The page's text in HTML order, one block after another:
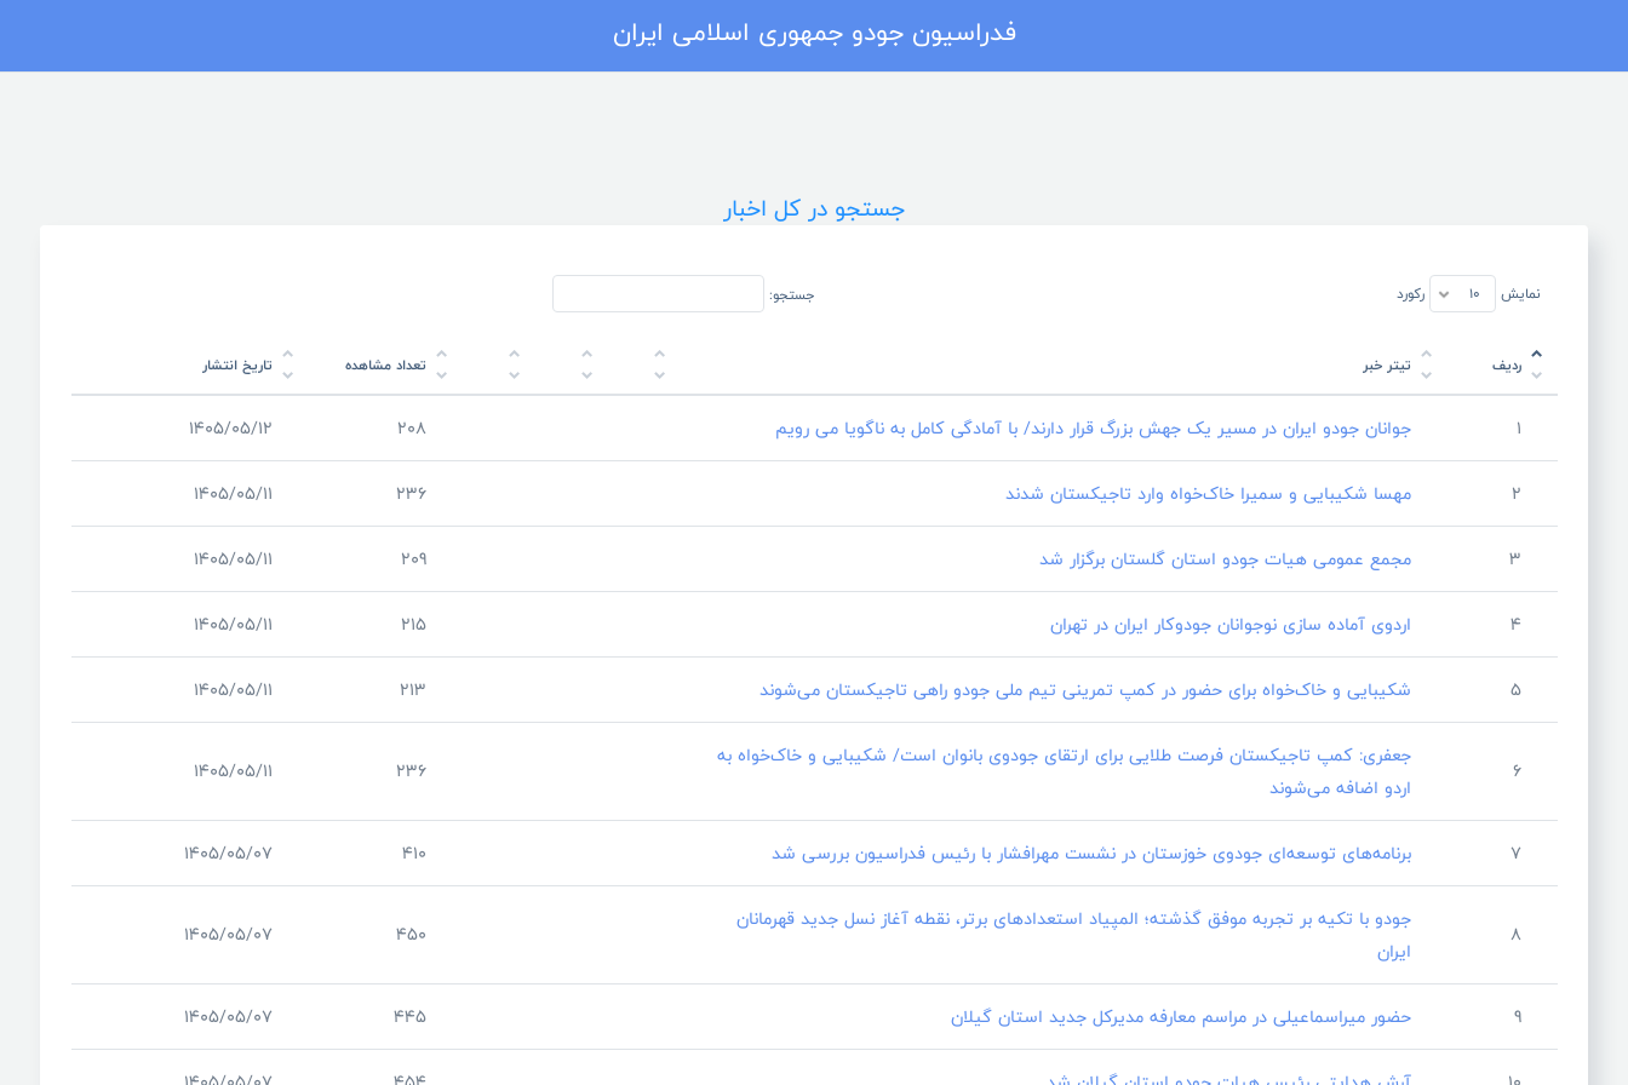
فدراسیون جودو جمهوری اسلامی ایران
جستجو در کل اخبار
نمایش رکورد جستجو:
ردیف تیتر خبر تعداد مشاهده تاریخ انتشار
1 جوانان جودو ایران در مسیر یک جهش بزرگ قرار دارند/ با آمادگی کامل به ناگویا می رویم 208
1405/05/12
2 مهسا شکیبایی و سمیرا خاک‌خواه وارد تاجیکستان شدند 236
1405/05/11
3 مجمع عمومی هیات جودو استان گلستان برگزار شد 209
1405/05/11
4 اردوی آماده سازی نوجوانان جودوکار ایران در تهران 215
1405/05/11
5 شکیبایی و خاک‌خواه برای حضور در کمپ تمرینی تیم ملی جودو راهی تاجیکستان می‌شوند 213
1405/05/11
6
جعفری: کمپ تاجیکستان فرصت طلایی برای ارتقای جودوی بانوان است/ شکیبایی و خاک‌خواه به
اردو اضافه می‌شوند
236
1405/05/11
7 برنامه‌های توسعه‌ای جودوی خوزستان در نشست مهرافشار با رئیس فدراسیون بررسی شد 410
1405/05/07
8
جودو با تکیه بر تجربه موفق گذشته؛ المپیاد استعدادهای برتر، نقطه آغاز نسل جدید قهرمانان
ایران
450
1405/05/07
9 حضور میراسماعیلی در مراسم معارفه مدیرکل جدید استان گیلان 445
1405/05/07